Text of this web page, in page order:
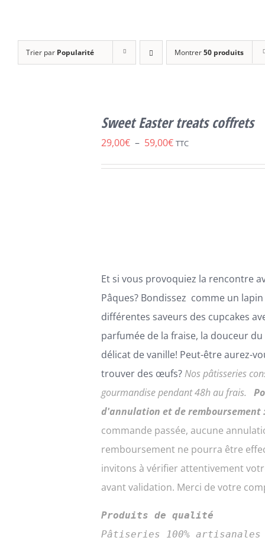
Trier par Popularité Montrer50 produits
VARIATIONS.
Sweet Easter treats coffrets
29,00€ – 59,00€Plage
de
TTC
Et si vous provoquiez la rencontre
Pâques? Bondissez comme un
différentes saveurs des cupcakes
parfumée de la fraise, la douceur
délicat de vanille! Peut-être aurez-
trouver des œufs?Nos pâtisseries
gourmandise pendant 48h au frais.
d'annulation et de remboursement
commande passée, aucune
remboursement ne pourra être
invitons à vérifier attentivement
avant validation. Merci de votre
Produits de qualité
Pâtiseries 100% artisanales